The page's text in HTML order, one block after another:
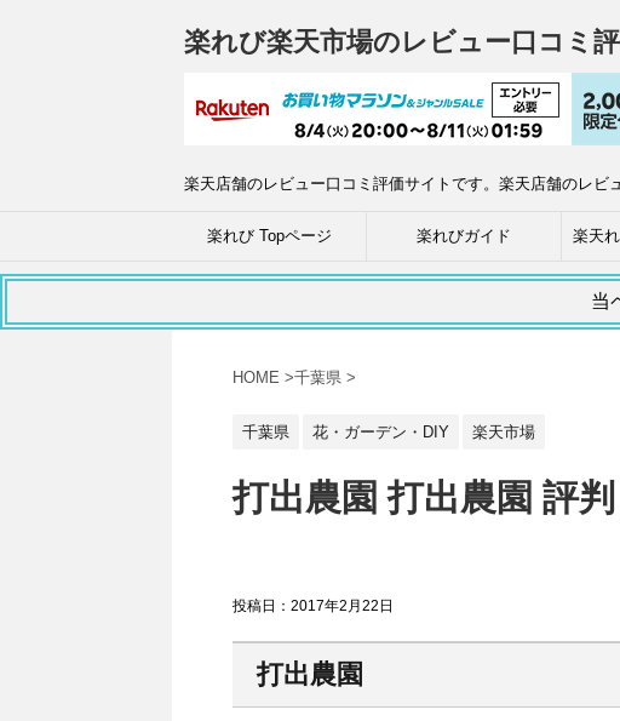
楽れび楽天市場のレビュー口コミ
楽天店舗のレビュー口コミ評価サイトです。楽天店舗のレ
楽れび Topページ 楽れびガイド 楽天
当
HOME >千葉県 >
千葉県 花・ガーデン・DIY 楽天市場
打出農園 打出農園 評判
投稿日： 2017年2月22日
打出農園